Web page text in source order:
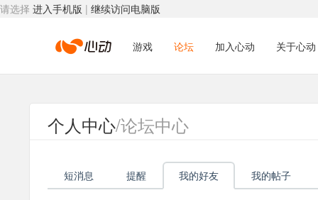
请选择 进入手机版 | 继续访问电脑版
心
动
游戏 论坛 加入心动 关于心动
个人中心/论坛中心
短消息 提醒 我的好友 我的帖子